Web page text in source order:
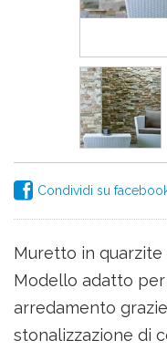
Condividi su
Muretto in quarzite
Modello adatto
arredamento
stonalizzazione di